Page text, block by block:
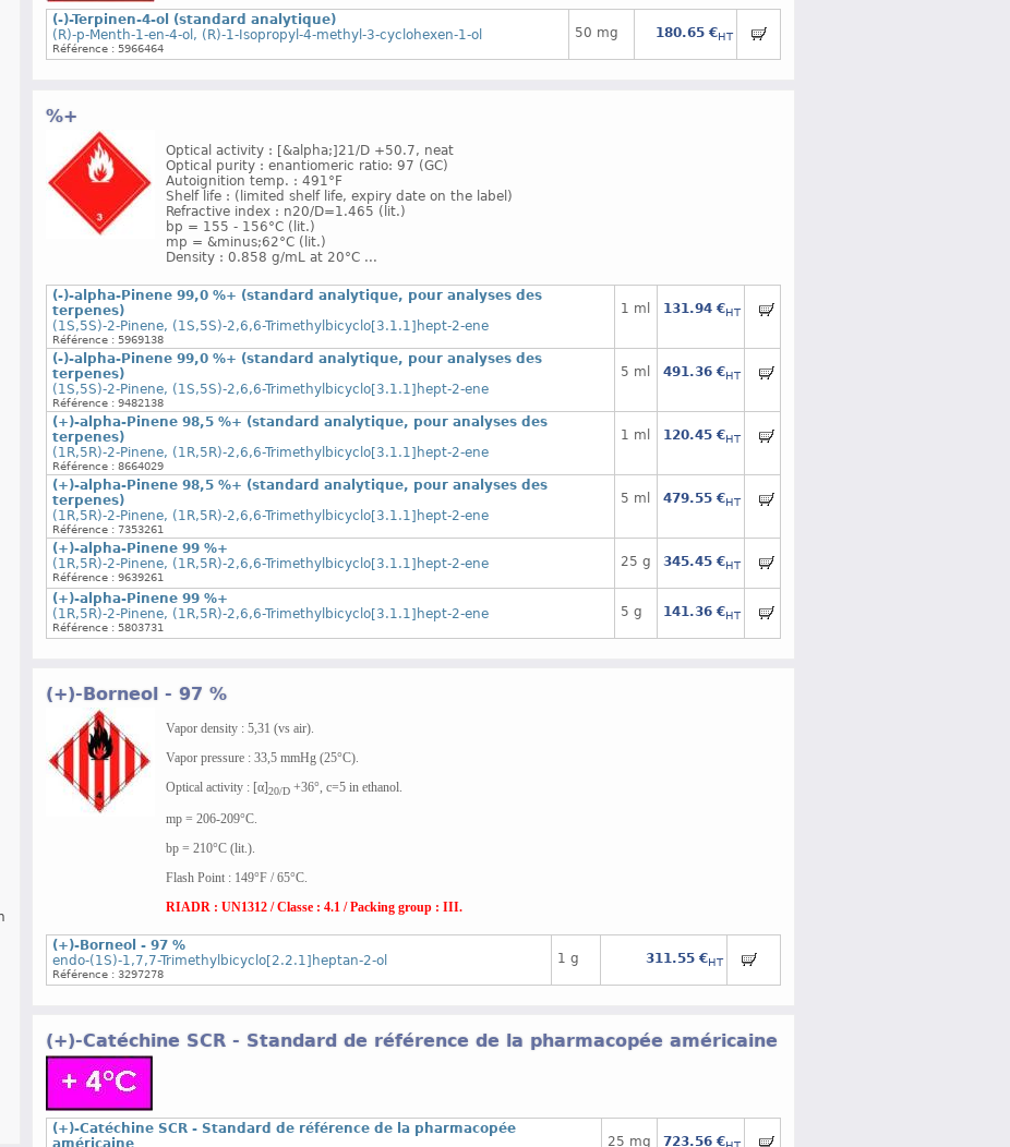
(-)-Terpinen-4-ol (standard analytique)
(R)-p-Menth-1-en-4-ol, (R)-1-Isopropyl-4-methyl-3-cyclohexen-1-ol
Référence : 5966464
50 mg 180.65 €HT
%+
Optical activity : [&alpha;]21/D +50.7, neat
Optical purity : enantiomeric ratio: 97 (GC)
Autoignition temp. : 491°F
Shelf life : (limited shelf life, expiry date on the label)
Refractive index : n20/D=1.465 (lit.)
bp = 155 - 156°C (lit.)
mp = &minus;62°C (lit.)
Density : 0.858 g/mL at 20°C ...
(-)-alpha-Pinene 99,0 %+ (standard analytique, pour analyses des
terpenes)
(1S,5S)-2-Pinene, (1S,5S)-2,6,6-Trimethylbicyclo[3.1.1]hept-2-ene
Référence : 5969138
1 ml 131.94 €HT
(-)-alpha-Pinene 99,0 %+ (standard analytique, pour analyses des
terpenes)
(1S,5S)-2-Pinene, (1S,5S)-2,6,6-Trimethylbicyclo[3.1.1]hept-2-ene
Référence : 9482138
5 ml 491.36 €HT
(+)-alpha-Pinene 98,5 %+ (standard analytique, pour analyses des
terpenes)
(1R,5R)-2-Pinene, (1R,5R)-2,6,6-Trimethylbicyclo[3.1.1]hept-2-ene
Référence : 8664029
1 ml 120.45 €HT
(+)-alpha-Pinene 98,5 %+ (standard analytique, pour analyses des
terpenes)
(1R,5R)-2-Pinene, (1R,5R)-2,6,6-Trimethylbicyclo[3.1.1]hept-2-ene
Référence : 7353261
5 ml 479.55 €HT
(+)-alpha-Pinene 99 %+
(1R,5R)-2-Pinene, (1R,5R)-2,6,6-Trimethylbicyclo[3.1.1]hept-2-ene
Référence : 9639261
25 g 345.45 €HT
(+)-alpha-Pinene 99 %+
(1R,5R)-2-Pinene, (1R,5R)-2,6,6-Trimethylbicyclo[3.1.1]hept-2-ene
Référence : 5803731
5 g 141.36 €HT
(+)-Borneol - 97 %
Vapor density : 5,31 (vs air).
Vapor pressure : 33,5 mmHg (25°C).
Optical activity : [α]20/D+36°, c=5 in ethanol.
mp = 206-209°C.
bp = 210°C (lit.).
Flash Point : 149°F / 65°C.
RIADR : UN1312 / Classe : 4.1 / Packing group : III.
(+)-Borneol - 97 %
endo-(1S)-1,7,7-Trimethylbicyclo[2.2.1]heptan-2-ol
Référence : 3297278
1 g 311.55 €HT
(+)-Catéchine SCR - Standard de référence de la pharmacopée américaine
(+)-Catéchine SCR - Standard de référence de la pharmacopée
américaine
25 mg 723.56 €